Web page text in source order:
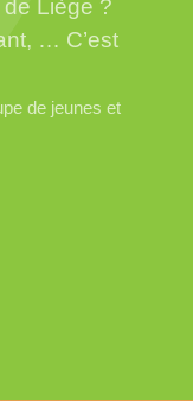
Liège ?
… C’est
de jeunes et